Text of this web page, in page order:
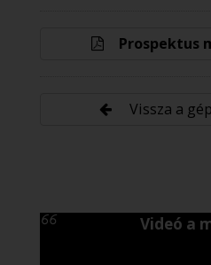
Prospektus
Vissza a
Videó a